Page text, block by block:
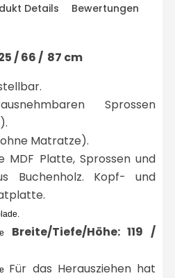
Details Bewertungen
/ 66 / 87 cm
Sprossen
Matratze).
MDF Platte, Sprossen und
Buchenholz. Kopf- und
Breite/Tiefe/Höhe: 119 /
Für das Herausziehen hat